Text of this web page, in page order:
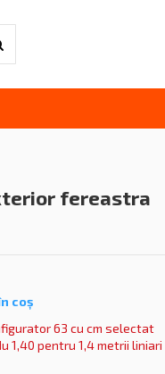
fereastra
coș
63 cu cm selectat
1,40 pentru 1,4 metrii liniari